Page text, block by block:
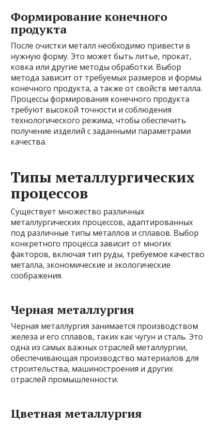
Формирование конечного
продукта
После очистки металл необходимо привести в
нужную форму. Это может быть литье, прокат,
ковка или другие методы обработки. Выбор
метода зависит от требуемых размеров и формы
конечного продукта, а также от свойств металла.
Процессы формирования конечного продукта
требуют высокой точности и соблюдения
технологического режима, чтобы обеспечить
получение изделий с заданными параметрами
качества.
Типы металлургических
процессов
Существует множество различных
металлургических процессов, адаптированных
под различные типы металлов и сплавов. Выбор
конкретного процесса зависит от многих
факторов, включая тип руды, требуемое качество
металла, экономические и экологические
соображения.
Черная металлургия
Черная металлургия занимается производством
железа и его сплавов, таких как чугун и сталь. Это
одна из самых важных отраслей металлургии,
обеспечивающая производство материалов для
строительства, машиностроения и других
отраслей промышленности.
Цветная металлургия